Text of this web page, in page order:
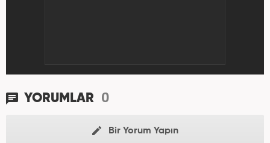
YORUMLAR 0
Bir Yorum Yapın